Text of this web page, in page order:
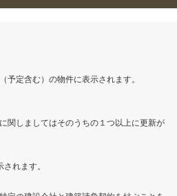
予定含む）の物件に表示されます。
関しましてはそのうちの１つ以上に更新が
れます。